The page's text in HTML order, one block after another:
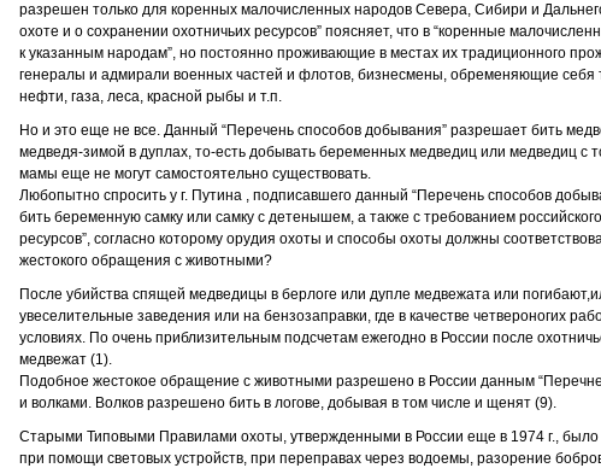
разрешен только для коренных малочисленных народов Севера, Сибири и
охоте и о сохранении охотничьих ресурсов” поясняет, что в “коренные
к указанным народам”, но постоянно проживающие в местах их традиционного
генералы и адмирали военных частей и флотов, бизнесмены, обременяющие
нефти, газа, леса, красной рыбы и т.п.
Но и это еще не все. Данный “Перечень способов добывания” разрешает бить
медведя-зимой в дуплах, то-есть добывать беременных медведиц или медведиц с
мамы еще не могут самостоятельно существовать.
Любопытно спросить у г. Путина , подписавшего данный “Перечень способов
бить беременную самку или самку с детенышем, а также с требованием
ресурсов”, согласно которому орудия охоты и способы охоты должны
жестокого обращения с животными?
После убийства спящей медведицы в берлоге или дупле медвежата или
увеселительные заведения или на бензозаправки, где в качестве четвероногих
условиях. По очень приблизительным подсчетам ежегодно в России после
медвежат (1).
Подобное жестокое обращение с животными разрешено в России данным
и волками. Волков разрешено бить в логове, добывая в том числе и щенят (9).
Старыми Типовыми Правилами охоты, утвержденными в России еще в 1974 г., было
при помощи световых устройств, при переправах через водоемы, разорение